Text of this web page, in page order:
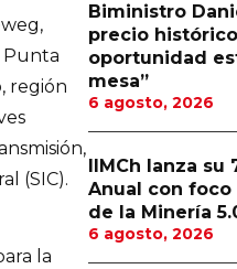
Punta
región
(SIC).
la
Biministro
precio
oportunidad
mesa”
6 agosto, 2026
IIMCh lanza su
Anual con
de la Minería
6 agosto, 2026